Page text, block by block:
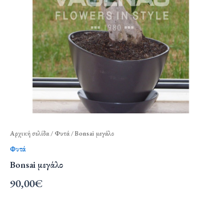
Αρχική σελίδα/ Φυτά/ Bonsai μεγάλο
Φυτά
Bonsai μεγάλο
90,00€